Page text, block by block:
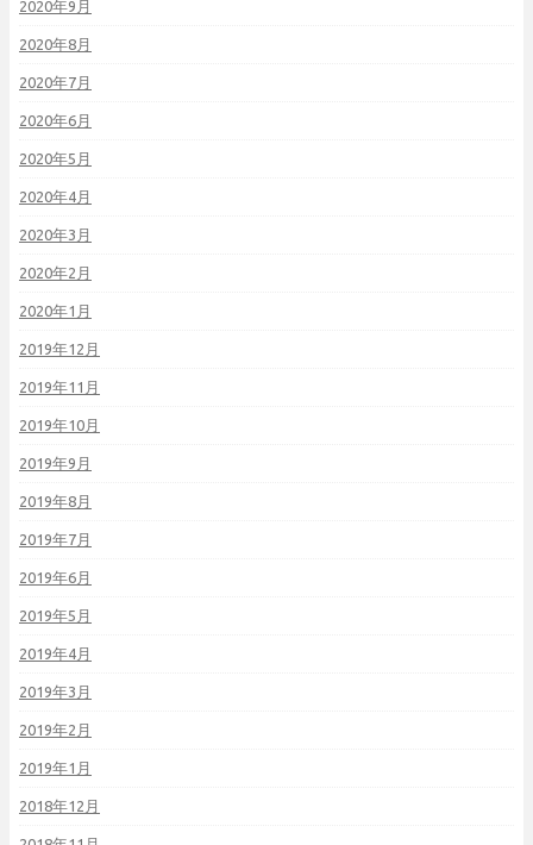
2020年9月
2020年8月
2020年7月
2020年6月
2020年5月
2020年4月
2020年3月
2020年2月
2020年1月
2019年12月
2019年11月
2019年10月
2019年9月
2019年8月
2019年7月
2019年6月
2019年5月
2019年4月
2019年3月
2019年2月
2019年1月
2018年12月